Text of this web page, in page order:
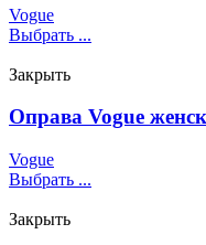
Vogue
Выбрать ...
Закрыть
Оправа Vogue
Vogue
Выбрать ...
Закрыть